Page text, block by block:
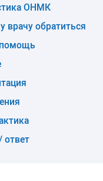
ОНМК
врачу обратиться
ответ